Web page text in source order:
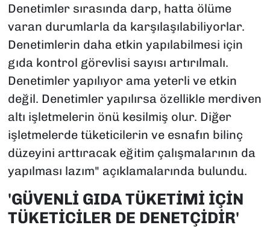
Denetimler sırasında darp, hatta ölüme
varan durumlarla da karşılaşılabiliyorlar.
Denetimlerin daha etkin yapılabilmesi için
gıda kontrol görevlisi sayısı artırılmalı.
Denetimler yapılıyor ama yeterli ve etkin
değil. Denetimler yapılırsa özellikle merdiven
altı işletmelerin önü kesilmiş olur. Diğer
işletmelerde tüketicilerin ve esnafın bilinç
düzeyini arttıracak eğitim çalışmalarının da
yapılması lazım" açıklamalarında bulundu.
'GÜVENLİ GIDA TÜKETİMİ İÇİN
TÜKETİCİLER DE DENETÇİDİR'